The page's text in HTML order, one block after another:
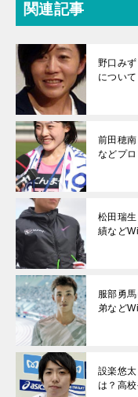
関連記事
野口み
について
前田穂
などプロ
松田瑞
績など
服部勇
弟など
設楽悠
は？高